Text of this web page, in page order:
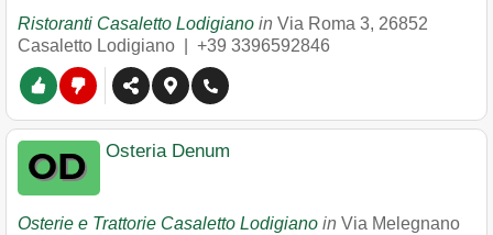
Ristoranti Casaletto Lodigiano in Via Roma 3, 26852
Casaletto Lodigiano
+39 3396592846
Osteria Denum
Osterie e Trattorie Casaletto Lodigiano in Via Melegnano